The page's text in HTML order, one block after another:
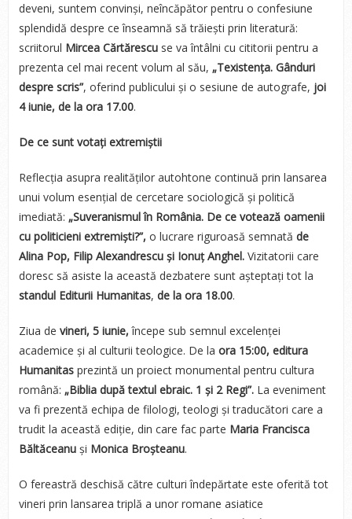
deveni, suntem convinși, neîncăpător pentru o confesiune
splendidă despre ce înseamnă să trăiești prin literatură:
scriitorul Mircea Cărtărescu se va întâlni cu cititorii pentru a
prezenta cel mai recent volum al său, „Texistența. Gânduri
despre scris”, oferind publicului și o sesiune de autografe, joi
4 iunie, de la ora 17.00.
De ce sunt votați extremiștii
Reflecția asupra realităților autohtone continuă prin lansarea
unui volum esențial de cercetare sociologică și politică
imediată: „Suveranismul în România. De ce votează oamenii
cu politicieni extremiști?”, o lucrare riguroasă semnată de
Alina Pop, Filip Alexandrescu și Ionuț Anghel. Vizitatorii care
doresc să asiste la această dezbatere sunt așteptați tot la
standul Editurii Humanitas, de la ora 18.00.
Ziua de vineri, 5 iunie,începe sub semnul excelenței
academice și al culturii teologice. De la ora 15:00, editura
Humanitasprezintă un proiect monumental pentru cultura
română: „Biblia după textul ebraic. 1 și 2 Regi”.La eveniment
va fi prezentă echipa de filologi, teologi și traducători care a
trudit la această ediție, din care fac parte Maria Francisca
Băltăceanuși Monica Broșteanu.
O fereastră deschisă către culturi îndepărtate este oferită tot
vineri prin lansarea triplă a unor romane asiatice